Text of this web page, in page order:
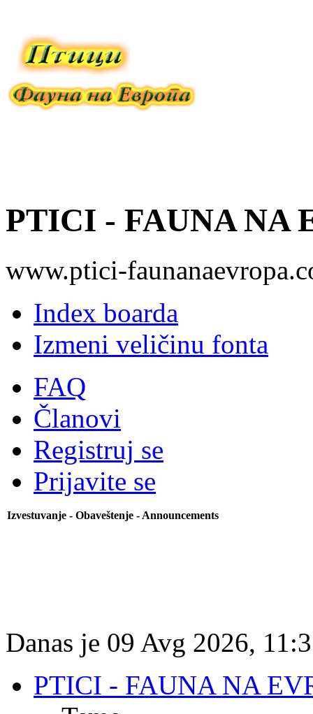
PTICI - FAUNA NA
www.ptici-
Index boarda
Izmeni veličinu fonta
FAQ
Članovi
Registruj se
Prijavite se
Izvestuvanje - Obaveštenje - Announcements
Danas je 09 Avg 2026,
PTICI - FAUNA NA